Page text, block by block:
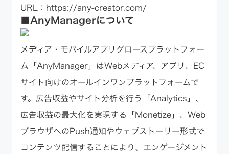
URL： https://any-creator.com/
■AnyManagerについて
メディア・モバイルアプリグロースプラットフォー
ム「AnyManager」はWebメディア、アプリ、EC
サイト向けのオールインワンプラットフォームで
す。広告収益やサイト分析を行う「Analytics」、
広告収益の最大化を実現する「Monetize」、Web
ブラウザへのPush通知やウェブストーリー形式で
コンテンツ配信することにより、エンゲージメント